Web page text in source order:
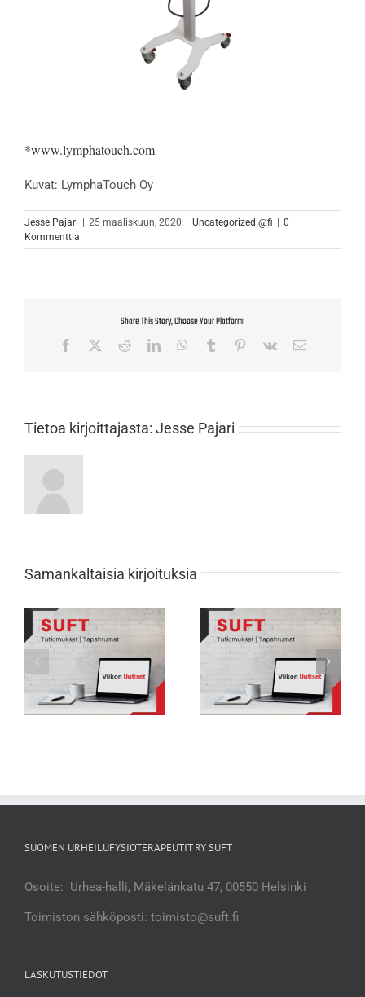
*www.lymphatouch.com
Kuvat: LymphaTouch Oy
Jesse Pajari | 25 maaliskuun, 2020 | Uncategorized @fi | 0
Kommenttia
Share This Story, Choose Your Platform!
Facebook RedditLinkedInWhatsApp
Tumblr Pinterest
Vk Sähköposti
Tietoa kirjoittajasta: Jesse Pajari
Samankaltaisia kirjoituksia
Viikon Uutiset 232: Tarkkana selän
rasitusmurtumien kanssa
Viikon Uutiset 231: Nuorten
urheilijoiden biologisessa
kehityksessä suuria eroja
SUOMEN URHEILUFYSIOTERAPEUTIT RY SUFT
Osoite: Urhea-halli, Mäkelänkatu 47, 00550 Helsinki
Toimiston sähköposti: toimisto@suft.fi
LASKUTUSTIEDOT